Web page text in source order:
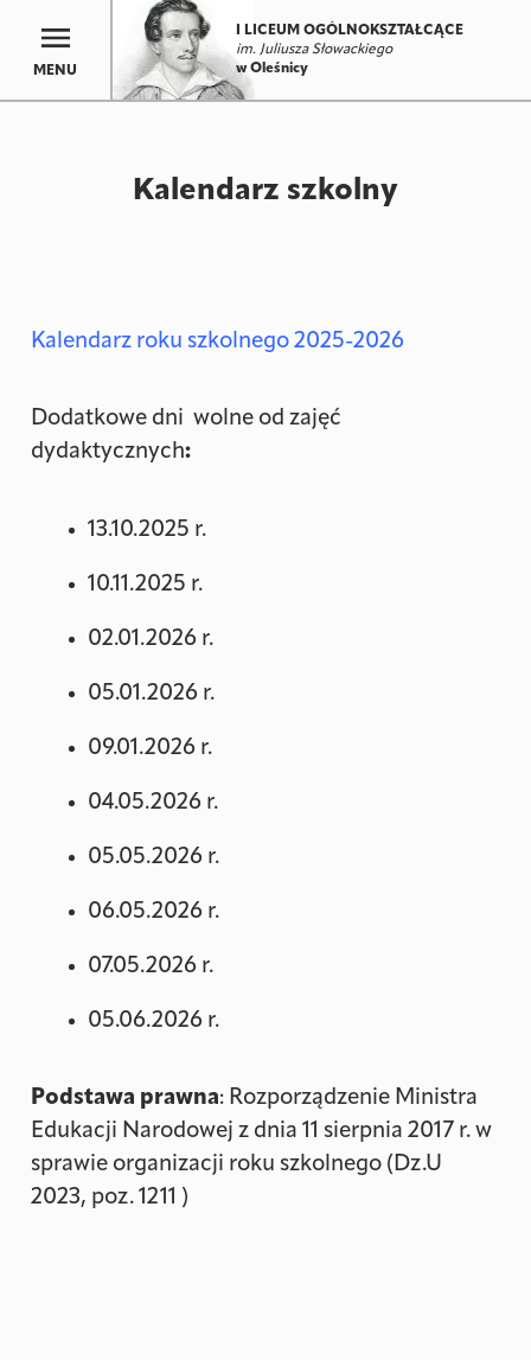
MENU
I LICEUM OGÓLNOKSZTAŁCĄCE
im. Juliusza Słowackiego
w Oleśnicy
Kalendarz szkolny
Kalendarz roku szkolnego 2025-2026
Dodatkowe dni wolne od zajęć
dydaktycznych:
13.10.2025 r.
10.11.2025 r.
02.01.2026 r.
05.01.2026 r.
09.01.2026 r.
04.05.2026 r.
05.05.2026 r.
06.05.2026 r.
07.05.2026 r.
05.06.2026 r.
Podstawa prawna: Rozporządzenie Ministra
Edukacji Narodowej z dnia 11 sierpnia 2017 r. w
sprawie organizacji roku szkolnego (Dz.U
2023, poz. 1211 )